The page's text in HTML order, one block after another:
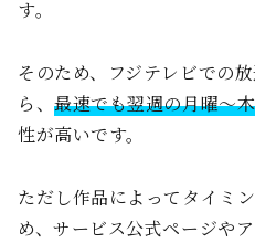
す。
そのため、フジテレビでの
ら、最速でも翌週の月曜〜
性が高いです。
ただし作品によってタイミ
め、サービス公式ページや